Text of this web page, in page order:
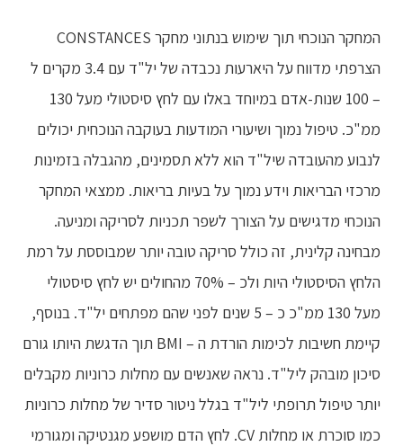
המחקר הנוכחי תוך שימוש בנתוני מחקר CONSTANCES
הצרפתי מדווח על היארעות נכבדה של יל"ד עם 3.4 מקרים ל
– 100 שנות-אדם במיוחד באלו עם לחץ סיסטולי מעל 130
ממ"כ. טיפול נמוך ושיעורי המודעות בעוקבה הנוכחית יכולים
לנבוע מהעובדה שיל"ד הוא ללא תסמינים, מהגבלה בזמינות
מרכזי הבריאות וידע נמוך על בעיות בריאות. ממצאי המחקר
הנוכחי מדגישים על הצורך לשפר תכניות לסריקה ומניעה.
מבחינה קלינית, זה כולל סריקה טובה יותר שמבוססת על רמת
הלחץ הסיסטולי היות ולכ – 70% מהחולים יש לחץ סיסטולי
מעל 130 ממ"כ כ – 5 שנים לפני שהם מפתחים יל"ד. בנוסף,
קיימת חשיבות לכימות הורדת ה – BMI תוך הדגשת היותו גורם
סיכון מובהק ליל"ד. נראה שאנשים עם מחלות כרוניות מקבלים
יותר טיפול תרופתי ליל"ד בגלל ניטור סדיר של מחלות כרוניות
כמו סוכרת או מחלות CV. לחץ הדם מושפע מגנטיקה ומגורמי